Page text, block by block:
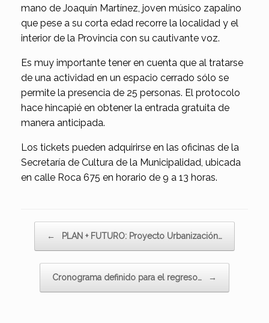
mano de Joaquín Martínez, joven músico zapalino
que pese a su corta edad recorre la localidad y el
interior de la Provincia con su cautivante voz.
Es muy importante tener en cuenta que al tratarse
de una actividad en un espacio cerrado sólo se
permite la presencia de 25 personas. El protocolo
hace hincapié en obtener la entrada gratuita de
manera anticipada.
Los tickets pueden adquirirse en las oficinas de la
Secretaría de Cultura de la Municipalidad, ubicada
en calle Roca 675 en horario de 9 a 13 horas.
← PLAN + FUTURO: Proyecto Urbanización…
Cronograma definido para el regreso… →